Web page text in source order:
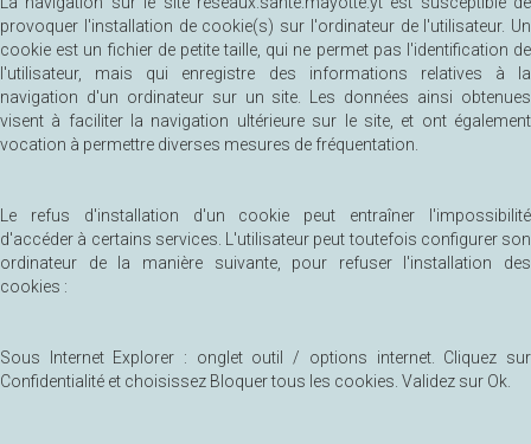
provoquer l'installation de cookie(s) sur l'ordinateur de l'utilisateur. Un
cookie est un fichier de petite taille, qui ne permet pas l'identification de
l'utilisateur, mais qui enregistre des informations relatives à la
navigation d'un ordinateur sur un site. Les données ainsi obtenues
visent à faciliter la navigation ultérieure sur le site, et ont également
vocation à permettre diverses mesures de fréquentation.
Le refus d'installation d'un cookie peut entraîner l'impossibilité
d'accéder à certains services. L'utilisateur peut toutefois configurer son
ordinateur de la manière suivante, pour refuser l'installation des
cookies :
Sous Internet Explorer : onglet outil / options internet. Cliquez sur
Confidentialité et choisissez Bloquer tous les cookies. Validez sur Ok.